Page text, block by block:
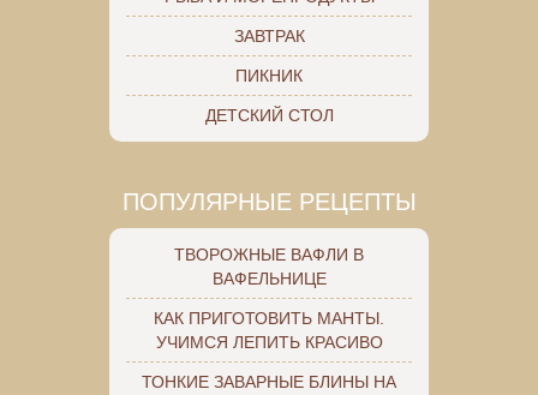
ЗАВТРАК
ПИКНИК
ДЕТСКИЙ СТОЛ
ПОПУЛЯРНЫЕ РЕЦЕПТЫ
ТВОРОЖНЫЕ ВАФЛИ В
ВАФЕЛЬНИЦЕ
КАК ПРИГОТОВИТЬ МАНТЫ.
УЧИМСЯ ЛЕПИТЬ КРАСИВО
ТОНКИЕ ЗАВАРНЫЕ БЛИНЫ НА